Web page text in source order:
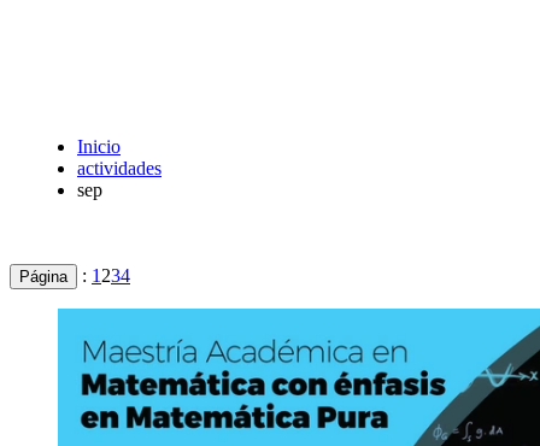
Inicio
actividades
sep
Página : 1 234